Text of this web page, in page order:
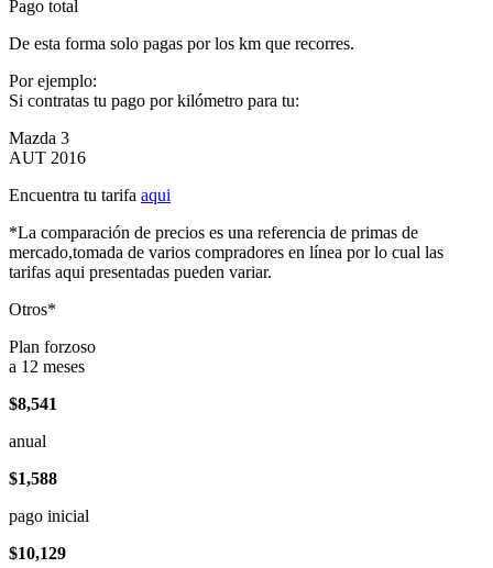
Pago total
De esta forma solo pagas por los km que recorres.
Por ejemplo:
Si contratas tu pago por kilómetro para tu:
Mazda 3
AUT 2016
Encuentra tu tarifa aqui
*La comparación de precios es una referencia de primas de
mercado,tomada de varios compradores en línea por lo cual las
tarifas aqui presentadas pueden variar.
Otros*
Plan forzoso
a 12 meses
$8,541
anual
$1,588
pago inicial
$10,129